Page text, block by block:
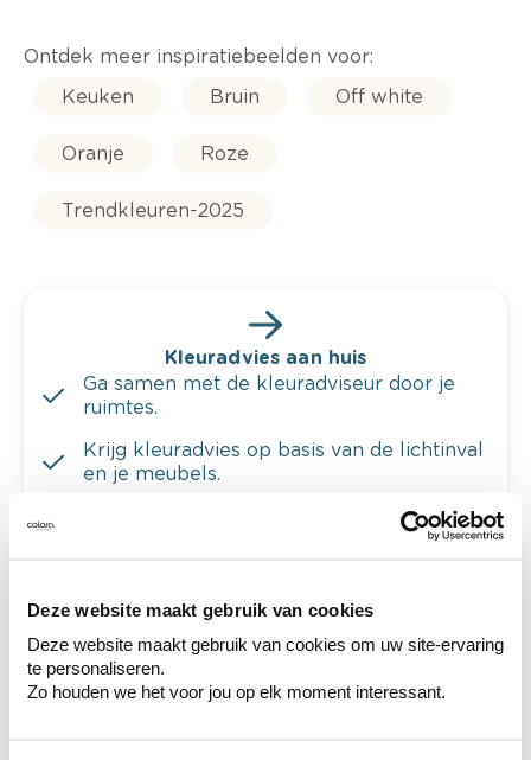
Deze website maakt gebruik van cookies
Deze website maakt gebruik van cookies om uw site-ervaring
te personaliseren.
Zo houden we het voor jou op elk moment interessant.
Ontdek meer inspiratiebeelden voor:
Keuken
Bruin Off white
Oranje Roze
Trendkleuren-2025
Kleuradvies aan huis
Ga samen met de kleuradviseur door je
ruimtes.
Krijg kleuradvies op basis van de lichtinval
en je meubels.
Krijg ineens een technologische check-up
Bekijk je kleur in de winkel
Ontdek er kleurechte stalen van je